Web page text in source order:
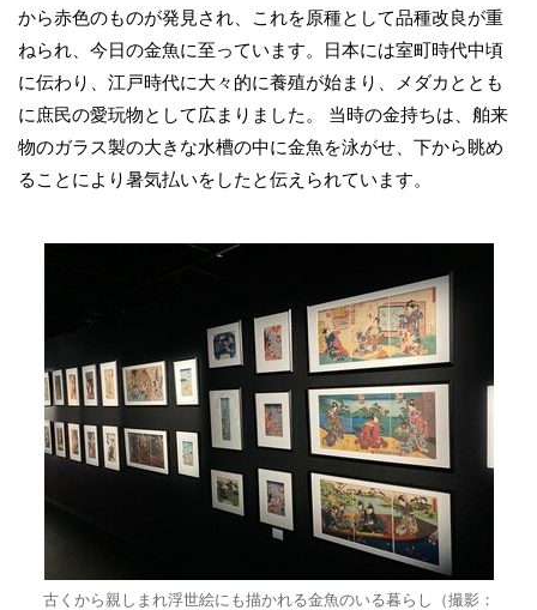
から赤色のものが発見され、これを原種として品種改良が重
ねられ、今日の金魚に至っています。日本には室町時代中頃
に伝わり、江戸時代に大々的に養殖が始まり、メダカととも
に庶民の愛玩物として広まりました。 当時の金持ちは、舶来
物のガラス製の大きな水槽の中に金魚を泳がせ、下から眺め
ることにより暑気払いをしたと伝えられています。
古くから親しまれ浮世絵にも描かれる金魚のいる暮らし（撮影：